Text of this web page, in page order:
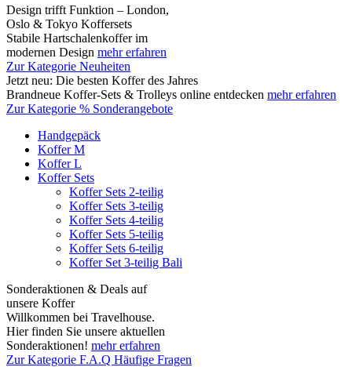
Design trifft Funktion – London,
Oslo & Tokyo Koffersets
Stabile Hartschalenkoffer im
modernen Design mehr erfahren
Zur Kategorie Neuheiten
Jetzt neu: Die besten Koffer des Jahres
Brandneue Koffer-Sets & Trolleys online entdecken mehr erfahren
Zur Kategorie % Sonderangebote
Handgepäck
Koffer M
Koffer L
Koffer Sets
Koffer Sets 2-teilig
Koffer Sets 3-teilig
Koffer Sets 4-teilig
Koffer Sets 5-teilig
Koffer Sets 6-teilig
Koffer Set 3-teilig Bali
Sonderaktionen & Deals auf
unsere Koffer
Willkommen bei Travelhouse.
Hier finden Sie unsere aktuellen
Sonderaktionen! mehr erfahren
Zur Kategorie F.A.Q Häufige Fragen